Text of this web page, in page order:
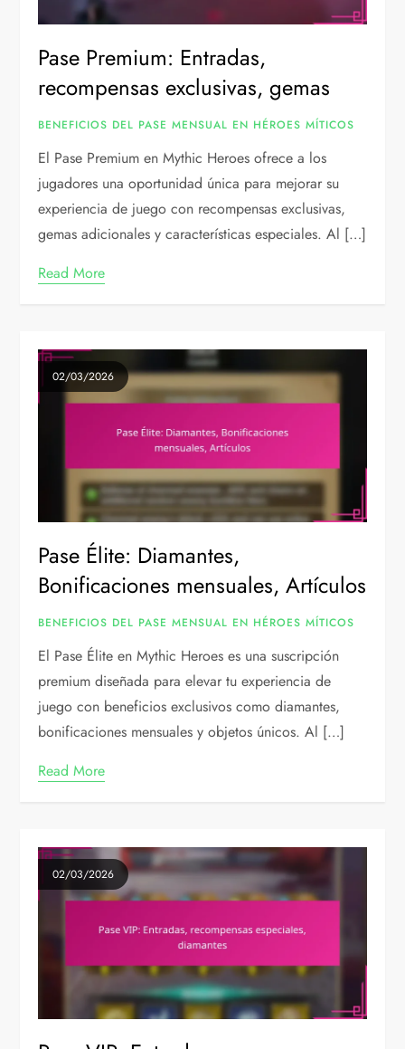
Pase Premium: Entradas,
recompensas exclusivas, gemas
BENEFICIOS DEL PASE MENSUAL EN HÉROES MÍTICOS
El Pase Premium en Mythic Heroes ofrece a los
jugadores una oportunidad única para mejorar su
experiencia de juego con recompensas exclusivas,
gemas adicionales y características especiales. Al […]
Read More
02/03/2026
Pase Élite: Diamantes,
Bonificaciones mensuales, Artículos
BENEFICIOS DEL PASE MENSUAL EN HÉROES MÍTICOS
El Pase Élite en Mythic Heroes es una suscripción
premium diseñada para elevar tu experiencia de
juego con beneficios exclusivos como diamantes,
bonificaciones mensuales y objetos únicos. Al […]
Read More
02/03/2026